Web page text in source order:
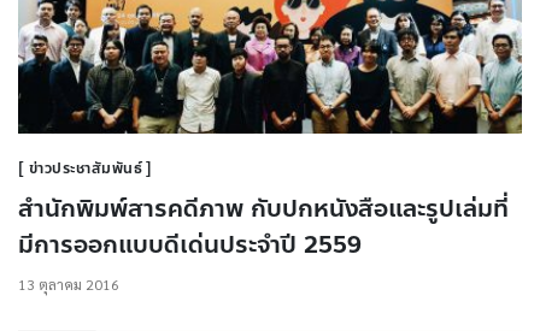
ข่าวประชาสัมพันธ์
สำนักพิมพ์สารคดีภาพ กับปกหนังสือและรูปเล่มที่
มีการออกแบบดีเด่นประจำปี 2559
13 ตุลาคม 2016